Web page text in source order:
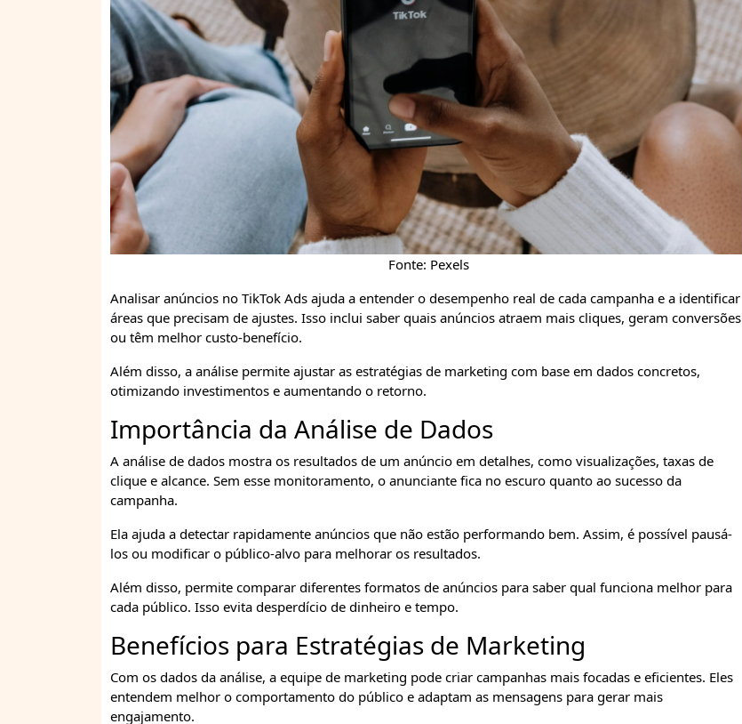
Fonte: Pexels
Analisar anúncios no TikTok Ads ajuda a entender o desempenho real de cada campanha e a identificar
áreas que precisam de ajustes. Isso inclui saber quais anúncios atraem mais cliques, geram conversões
ou têm melhor custo-benefício.
Além disso, a análise permite ajustar as estratégias de marketing com base em dados concretos,
otimizando investimentos e aumentando o retorno.
Importância da Análise de Dados
A análise de dados mostra os resultados de um anúncio em detalhes, como visualizações, taxas de
clique e alcance. Sem esse monitoramento, o anunciante fica no escuro quanto ao sucesso da
campanha.
Ela ajuda a detectar rapidamente anúncios que não estão performando bem. Assim, é possível pausá-
los ou modificar o público-alvo para melhorar os resultados.
Além disso, permite comparar diferentes formatos de anúncios para saber qual funciona melhor para
cada público. Isso evita desperdício de dinheiro e tempo.
Benefícios para Estratégias de Marketing
Com os dados da análise, a equipe de marketing pode criar campanhas mais focadas e eficientes. Eles
entendem melhor o comportamento do público e adaptam as mensagens para gerar mais
engajamento.